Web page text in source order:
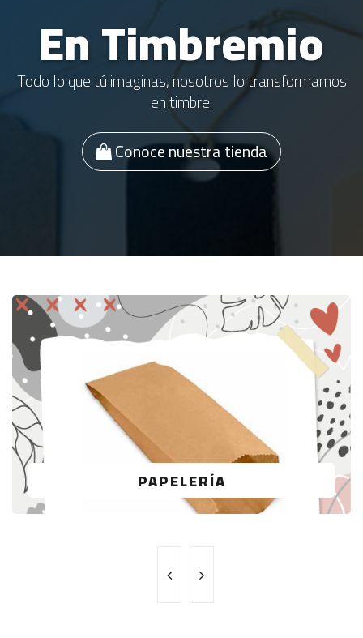
En Timbremio
Todo lo que tú imaginas, nosotros lo transformamos
en timbre.
Conoce nuestra tienda
PAPELERÍA